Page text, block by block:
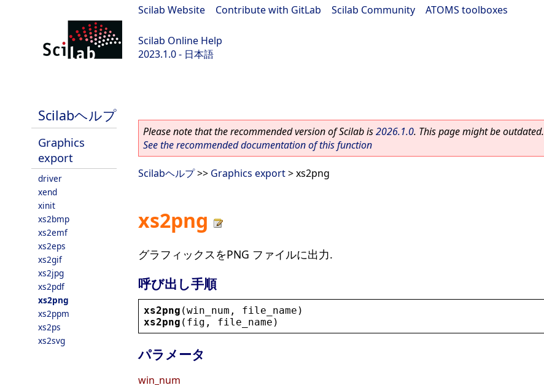
Scilab Website Contribute with GitLab Scilab Community ATOMS toolboxes
Scilab Online Help
2023.1.0 - 日本語
Scilabヘルプ
Graphics
export
driver
xend
xinit
xs2bmp
xs2emf
xs2eps
xs2gif
xs2jpg
xs2pdf
xs2png
xs2ppm
xs2ps
xs2svg
Please note that the recommended version of Scilab is2026.1.0. This page might be outdated.
See the recommended documentation of this function
Scilabヘルプ>> Graphics export> xs2png
xs2png
グラフィックスをPNG ファイルに出力.
呼び出し手順
xs2png (win_num , file_name )
xs2png ( fig , file_name )
パラメータ
win_num